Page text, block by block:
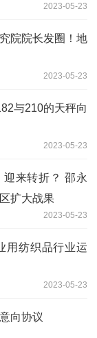
2023-05-23
院院长发圈！地
2023-05-23
与210的天秤向
2023-05-23
来转折？ 邵永
扩大战果
2023-05-23
用纺织品行业运
2023-05-23
向协议